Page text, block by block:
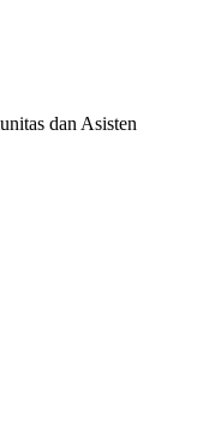
dan Asisten